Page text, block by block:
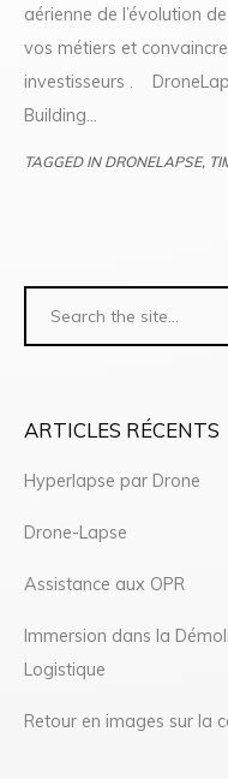
aérienne de l’évolution
vos métiers et
investisseurs .
Building...
TAGGED IN DRONELAPSE,
ARTICLES RÉCENTS
Hyperlapse par Drone
Drone-Lapse
Assistance aux OPR
Immersion dans la
Logistique
Retour en images sur la